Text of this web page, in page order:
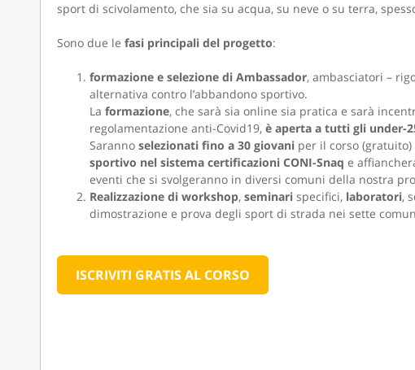
sport di scivolamento, che sia su acqua, su neve o su terra,
Sono due le fasi principali del progetto:
formazione e selezione di Ambassador, ambasciatori –
alternativa contro l’abbandono sportivo.
La formazione, che sarà sia online sia pratica e sarà
regolamentazione anti-Covid19, è aperta a tutti gli under-
Saranno selezionati fino a 30 giovaniper il corso (gratuito)
sportivo nel sistema certificazioni CONI-Snaq e
eventi che si svolgeranno in diversi comuni della nostra
Realizzazione di workshop, seminari specifici, laboratori,
dimostrazione e prova degli sport di strada nei sette
ISCRIVITI GRATIS AL CORSO